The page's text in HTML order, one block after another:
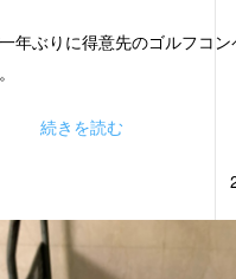
年ぶりに得意先のゴルフコン
続きを読む